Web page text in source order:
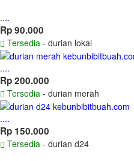
....
Rp 90.000
Tersedia - durian lokal
....
Rp 200.000
Tersedia - durian merah
....
Rp 150.000
Tersedia - durian d24